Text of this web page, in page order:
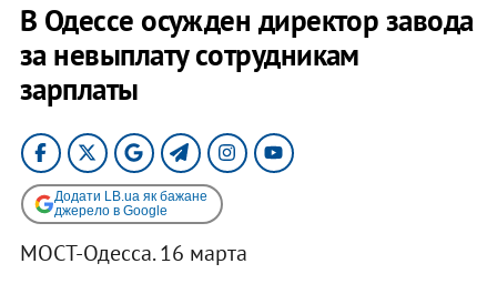
В Одессе осужден директор завода
за невыплату сотрудникам
зарплаты
Додати LB.ua як бажане
джерело в Google
МОСТ-Одесса. 16 марта